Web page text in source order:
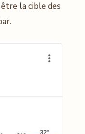
la cible des